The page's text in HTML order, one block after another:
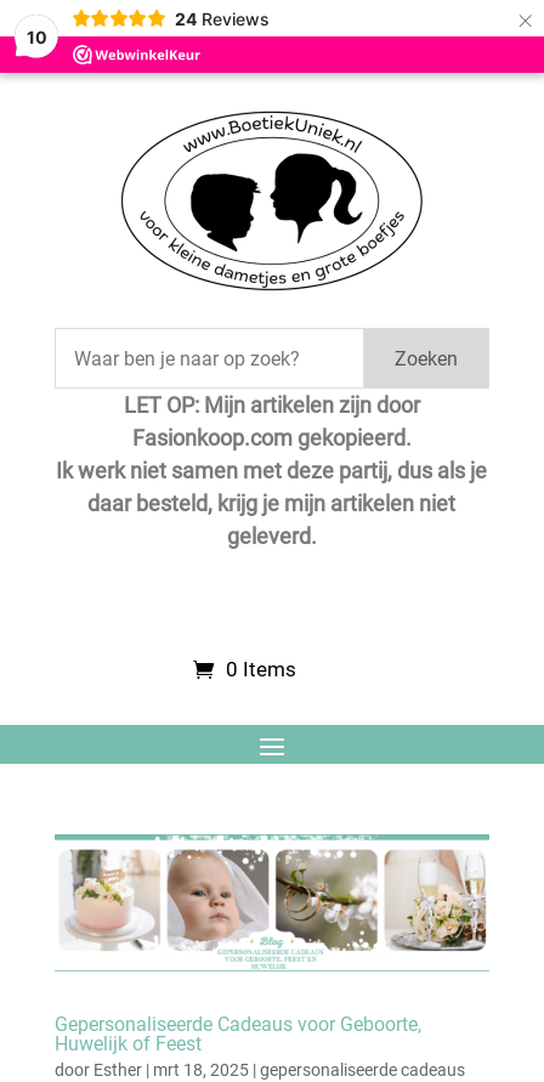
10
24 Reviews ×
Zoeken
LET OP: Mijn artikelen zijn door
Fasionkoop.com gekopieerd.
Ik werk niet samen met deze partij, dus als je
daar besteld, krijg je mijn artikelen niet
geleverd.
0 Items
Gepersonaliseerde Cadeaus voor Geboorte,
Huwelijk of Feest
door Esther| mrt 18, 2025|gepersonaliseerde cadeaus